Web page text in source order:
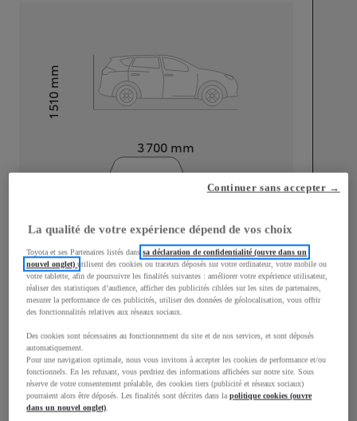
3 700 mm
Hauteur1 510
mm
Largeur
1 740mm
Consommation mixte
Émissions CO2 112 g/km
Performances
La qualité de votre expérience dépend de vos choix
Toyota et ses Partenaires listés danssa déclaration de confidentialité (ouvre dans un
nouvel onglet)utilisent des cookies ou traceurs déposés sur votre ordinateur, votre mobile ou
votre tablette, afin de poursuivre les finalités suivantes : améliorer votre expérience utilisateur,
réaliser des statistiques d’audience, afficher des publicités ciblées sur les sites de partenaires,
mesurer la performance de ces publicités, utiliser des données de géolocalisation, vous offrir
des fonctionnalités relatives aux réseaux sociaux.
Des cookies sont nécessaires au fonctionnement du site et de nos services, et sont déposés
automatiquement.
Pour une navigation optimale, nous vous invitons à accepter les cookies de performance et/ou
fonctionnels. En les refusant, vous perdriez des informations affichées sur notre site. Sous
réserve de votre consentement préalable, des cookies tiers (publicité et réseaux sociaux)
pourraient alors être déposés. Les finalités sont décrites dans lapolitique cookies (ouvre
dans un nouvel onglet)
Continuer sans accepter →